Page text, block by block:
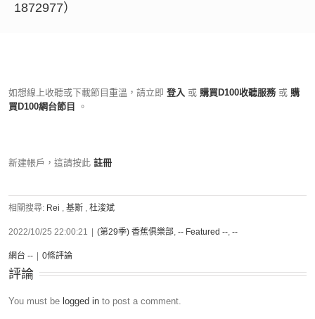
1872977）
如想線上收聽或下載節目重溫，請立即 登入 或 購買D100收聽服務 或 購
買D100網台節目
。
新建帳戶，這請按此 註冊
相關搜尋: Rei , 基斯 , 杜浚斌
2022/10/25 22:00:21 (第29季) 香蕉俱樂部, -- Featured --, --
網台 -- 0條評論
評論
You must be logged in to post a comment.